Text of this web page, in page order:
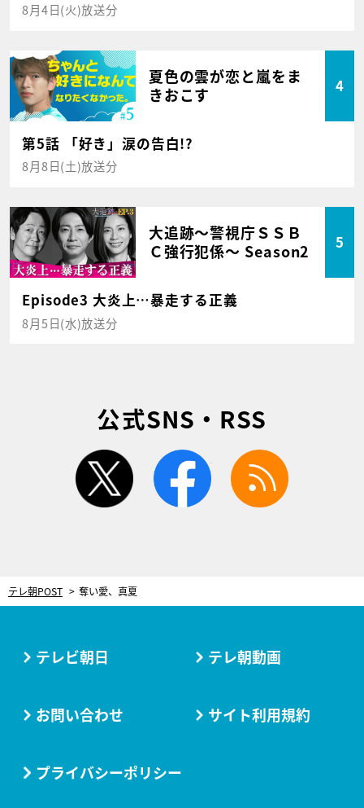
8月4日(火)放送分
夏色の雲が恋と嵐をま
きおこす
4
第5話 「好き」涙の告白!?
8月8日(土)放送分
大追跡～警視庁ＳＳＢ
Ｃ強行犯係～ Season2
5
Episode3 大炎上…暴走する正義
8月5日(水)放送分
公式SNS・RSS
twitter facebook
テレ朝POST 奪い愛、真夏
テレビ朝日 テレ朝動画
お問い合わせ サイト利用規約
プライバシーポリシー